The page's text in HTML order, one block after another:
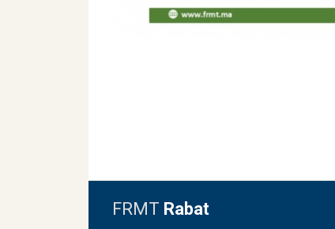
FRMT Rabat